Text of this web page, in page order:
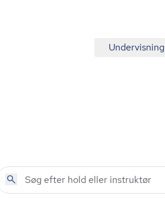
Undervisning